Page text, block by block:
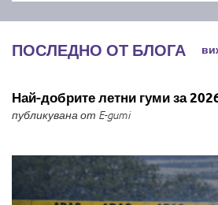
ПОСЛЕДНО ОТ БЛОГА
Най-добрите летни гуми за
публикувана от E-gumi